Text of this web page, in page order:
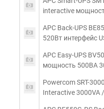
interactive
APC Back-UPS
520Вт интерфейс
APC Easy-UPS
мощность 500ВA
Powercom SRT-
Interactive 3000VA